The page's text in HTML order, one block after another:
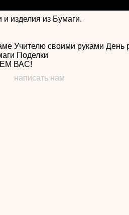
изделия из Бумаги.
Учителю своими руками День
Поделки
написать нам